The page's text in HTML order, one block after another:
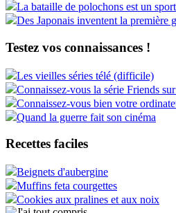
La bataille de polochons est un
Des Japonais inventent la première
Testez vos connaissances !
Les vieilles séries télé (difficile)
Connaissez-vous la série Friends
Connaissez-vous bien votre
Quand la guerre fait son cinéma
Recettes faciles
Beignets d'aubergine
Muffins feta courgettes
Cookies aux pralines et aux noix